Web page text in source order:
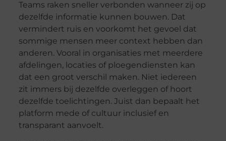
Teams raken sneller verbonden wanneer zij op
dezelfde informatie kunnen bouwen. Dat
vermindert ruis en voorkomt het gevoel dat
sommige mensen meer context hebben dan
anderen. Vooral in organisaties met meerdere
afdelingen, locaties of ploegendiensten kan
dat een groot verschil maken. Niet iedereen
zit immers bij dezelfde overleggen of hoort
dezelfde toelichtingen. Juist dan bepaalt het
platform mede of cultuur inclusief en
transparant aanvoelt.